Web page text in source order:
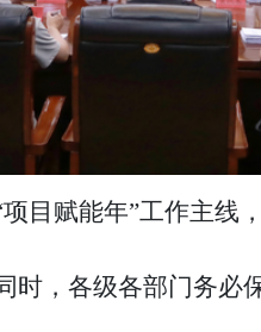
目赋能年”工作主线
，各级各部门务